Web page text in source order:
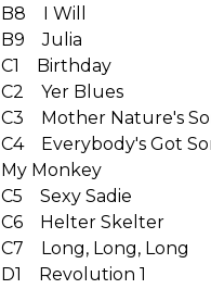
B8 I Will
B9 Julia
C1 Birthday
C2 Yer Blues
C3 Mother Nature's
C4 Everybody's Got
My Monkey
C5 Sexy Sadie
C6 Helter Skelter
C7 Long, Long, Long
D1 Revolution 1